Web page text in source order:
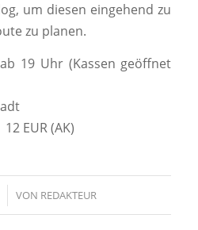
um diesen eingehend zu
zu planen.
19 Uhr (Kassen geöffnet
EUR (AK)
VON REDAKTEUR